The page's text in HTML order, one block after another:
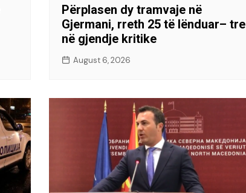
Përplasen dy tramvaje në
Gjermani, rreth 25 të lënduar– tre
në gjendje kritike
August 6, 2026